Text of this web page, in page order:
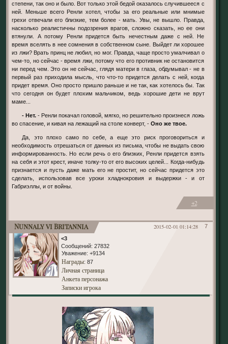
степени, так оно и было. Вот только этой бедой оказалось случившееся с
ней. Меньше всего Ренли хотел, чтобы за его реальные или мнимые
грехи отвечали его близкие, тем более - мать. Увы, не вышло. Правда,
насколько реалистичны подозрения врагов, сложно сказать, но ее они
втянули. А потому Ренли придется быть нечестным даже с ней. Не
время вселять в нее сомнения в собственном сыне. Выйдет ли хорошее
из лжи? Врать принц не любил, но мог. Правда, чаще просто умалчивал о
чем-то, но сейчас - время лжи, потому что его противник не остановится
ни перед чем. Это он не сейчас, глядя матери в глаза, обдумывал - не в
первый раз приходила мысль, что что-то придется делать с ней, когда
придет время. Оно просто пришло раньше и не так, как хотелось бы. Так
что сегодня он будет плохим мальчиком, ведь хорошие дети не врут
маме...
- Нет. - Ренли покачал головой, мягко, но решительно произнеся ложь
во спасение, и кивая на лежащий на столе конверт, -Оно же твое.
Да, это плохо само по себе, а еще это риск проговориться и
необходимость отрешаться от данных из письма, чтобы не выдать свою
информированность. Но если речь о его близких, Ренли придется взять
на себя и этот крест, иначе толку-то от его высоких целей... Когда-нибудь
признается и пусть даже мать его не простит, но сейчас придется это
сделать, использовав все уроки хладнокровия и выдержки - и от
Габриэллы, и от войны.
+2
7
2015-02-01 01:14:28
Nunnaly vi Britannia
<3
Сообщений: 27832
Уважение: +9134
Награды: 87
Личная страница
Анкета персонажа
Записки игрока